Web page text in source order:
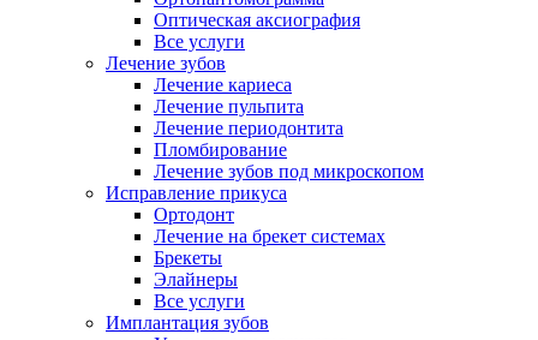
Оптическая аксиография
Все услуги
Лечение зубов
Лечение кариеса
Лечение пульпита
Лечение периодонтита
Пломбирование
Лечение зубов под микроскопом
Исправление прикуса
Ортодонт
Лечение на брекет системах
Брекеты
Элайнеры
Все услуги
Имплантация зубов